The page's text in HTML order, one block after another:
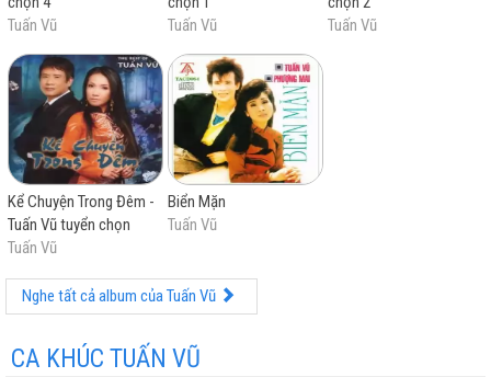
Tuấn Vũ
Tuấn Vũ
Tuấn Vũ
Kể Chuyện Trong Đêm -
Tuấn Vũ tuyển chọn
Tuấn Vũ
Biển Mặn
Tuấn Vũ
Nghe tất cả album của Tuấn Vũ
CA KHÚC TUẤN VŨ